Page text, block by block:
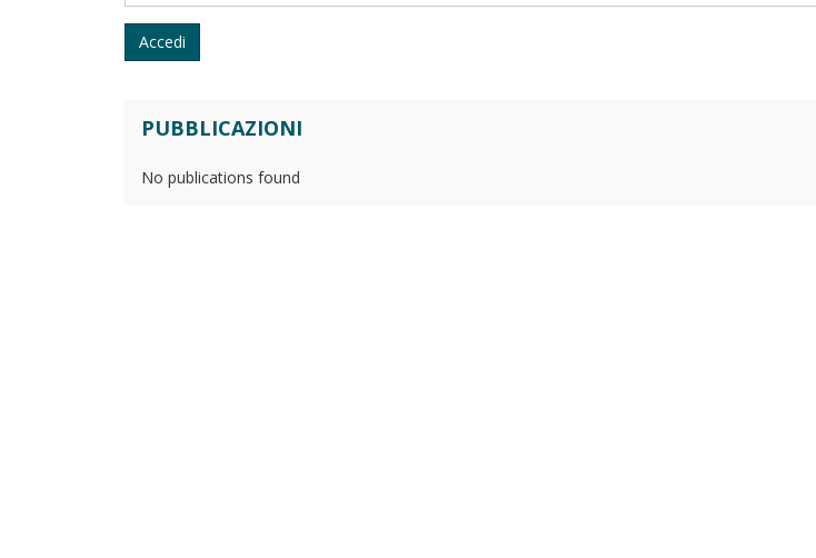
Accedi
PUBBLICAZIONI
No publications found